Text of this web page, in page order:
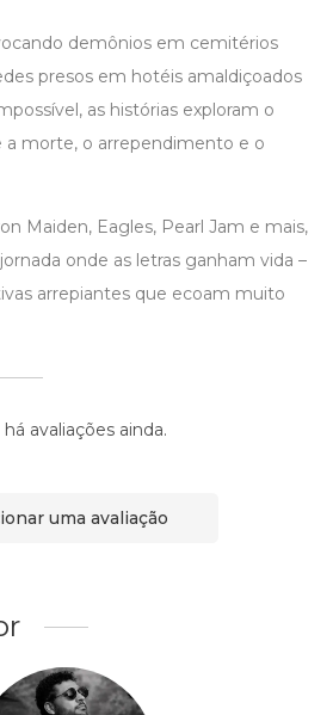
demônios em cemitérios
presos em hotéis amaldiçoados
as histórias exploram o
a morte, o arrependimento e o
Maiden, Eagles, Pearl Jam e mais,
onde as letras ganham vida –
arrepiantes que ecoam muito
há avaliações ainda.
uma avaliação